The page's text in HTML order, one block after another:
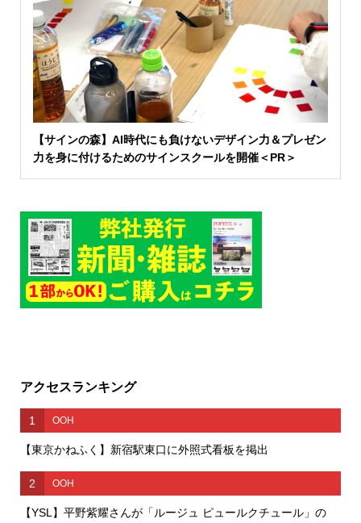
【サインの森】AI時代にも負けないデザイン力＆プレゼン
力を身に付けるためのサインスクールを開催＜PR＞
アクセスランキング
1 OOH
【東京かねふく】新宿駅東口に外照式看板を掲出
2 OOH
【YSL】平野紫耀さんが「ルージュ ピュールクチュール」の